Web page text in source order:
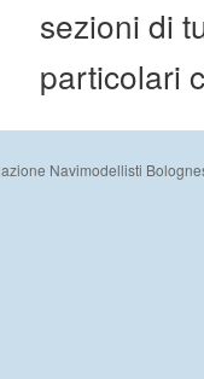
sezioni di
particolari
Navimodellisti